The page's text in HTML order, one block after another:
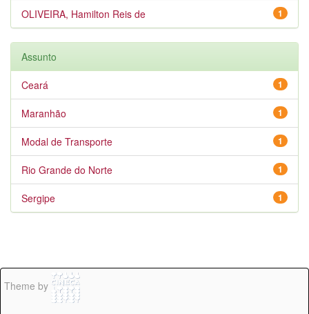
1
OLIVEIRA, Hamilton Reis de
Assunto
1
Ceará
1
Maranhão
1
Modal de Transporte
1
Rio Grande do Norte
1
Sergipe
Theme by